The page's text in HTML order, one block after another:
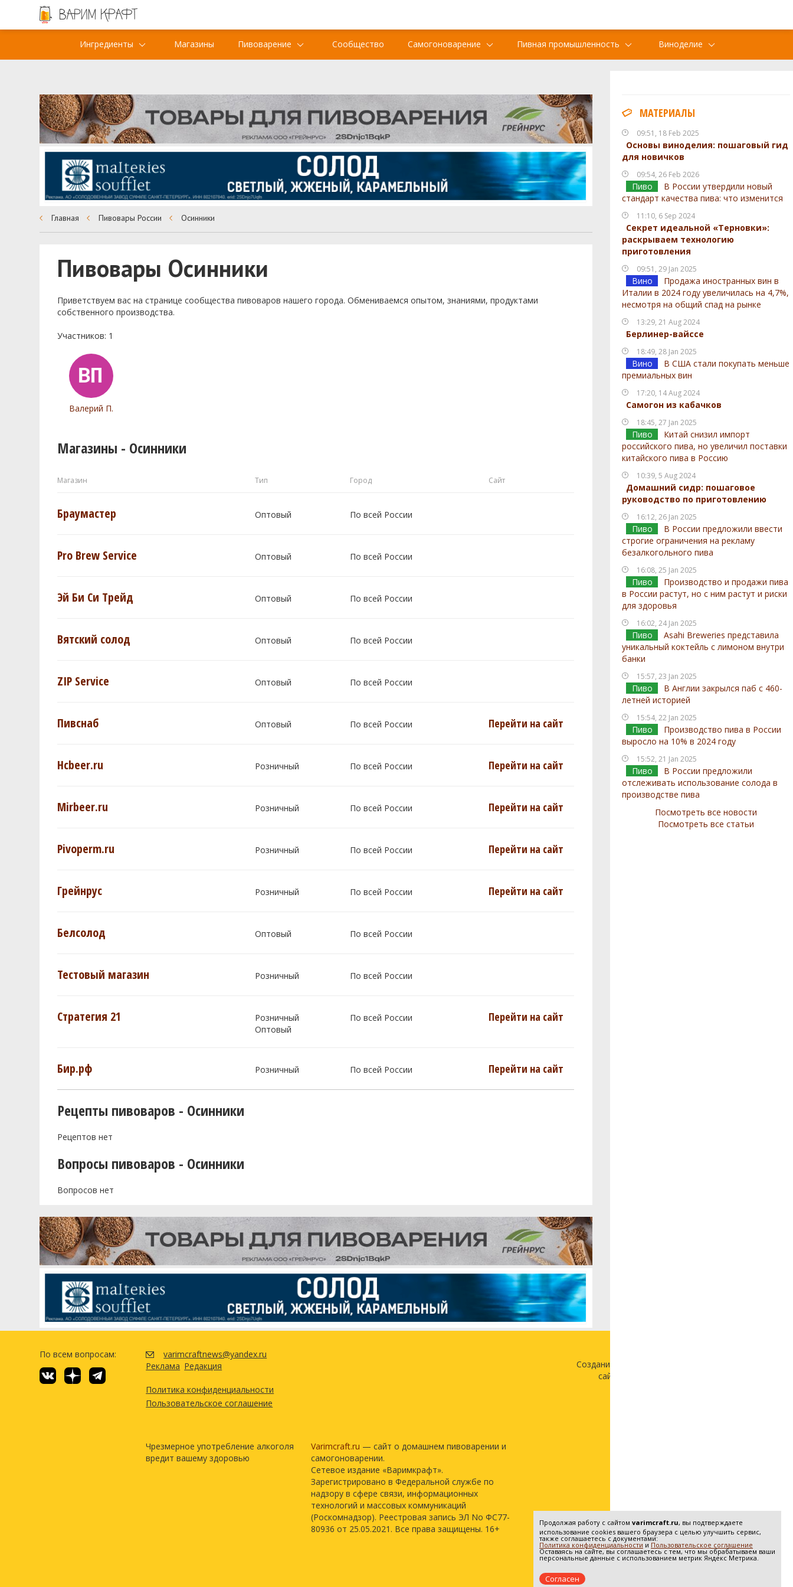
Ингредиенты Магазины Пивоварение Сообщество Самогоноварение Пивная промышленность Виноделие
МАТЕРИАЛЫ
09:51, 18 Feb 2025
Основы виноделия: пошаговый гид
для новичков
09:54, 26 Feb 2026
Пиво
В России утвердили новый
стандарт качества пива: что изменится
11:10, 6 Sep 2024
Секрет идеальной «Терновки»:
раскрываем технологию
приготовления
09:51, 29 Jan 2025
Вино
Продажа иностранных вин в
Италии в 2024 году увеличилась на 4,7%,
несмотря на общий спад на рынке
13:29, 21 Aug 2024
Берлинер-вайссе
18:49, 28 Jan 2025
Вино
В США стали покупать меньше
премиальных вин
17:20, 14 Aug 2024
Самогон из кабачков
18:45, 27 Jan 2025
Пиво
Китай снизил импорт
российского пива, но увеличил поставки
китайского пива в Россию
10:39, 5 Aug 2024
Домашний сидр: пошаговое
руководство по приготовлению
16:12, 26 Jan 2025
Пиво
В России предложили ввести
строгие ограничения на рекламу
безалкогольного пива
16:08, 25 Jan 2025
Пиво
Производство и продажи пива
в России растут, но с ним растут и риски
для здоровья
16:02, 24 Jan 2025
Пиво
Asahi Breweries представила
уникальный коктейль с лимоном внутри
банки
15:57, 23 Jan 2025
Пиво
В Англии закрылся паб с 460-
летней историей
15:54, 22 Jan 2025
Пиво
Производство пива в России
выросло на 10% в 2024 году
15:52, 21 Jan 2025
Пиво
В России предложили
отслеживать использование солода в
производстве пива
Посмотреть все новости
Посмотреть все статьи
Главная Пивовары России Осинники
Пивовары Осинники
Приветствуем ваc на странице сообщества пивоваров нашего города. Обмениваемся опытом, знаниями, продуктами
собственного производства.
Участников: 1
Валерий П.
Магазины - Осинники
Магазин Тип Город Сайт
Браумастер Оптовый По всей России
Pro Brew Service Оптовый По всей России
Эй Би Си Трейд Оптовый По всей России
Вятский солод Оптовый По всей России
ZIP Service Оптовый По всей России
Пивснаб Оптовый По всей России Перейти на сайт
Hcbeer.ru Розничный По всей России Перейти на сайт
Mirbeer.ru Розничный По всей России Перейти на сайт
Pivoperm.ru Розничный По всей России Перейти на сайт
Грейнрус Розничный По всей России Перейти на сайт
Белсолод Оптовый По всей России
Тестовый магазин Розничный По всей России
Стратегия 21
Розничный
Оптовый
По всей России Перейти на сайт
Бир.рф Розничный По всей России Перейти на сайт
Рецепты пивоваров - Осинники
Рецептов нет
Вопросы пивоваров - Осинники
Вопросов нет
По всем вопросам:
varimcraftnews@yandex.ru
Реклама Редакция
Политика конфиденциальности
Пользовательское соглашение
Чрезмерное употребление алкоголя
вредит вашему здоровью
Varimcraft.ru — сайт о домашнем пивоварении и
самогоноварении.
Сетевое издание «Варимкрафт».
Зарегистрировано в Федеральной службе по
надзору в сфере связи, информационных
технологий и массовых коммуникаций
(Роскомнадзор). Реестровая запись ЭЛ No ФС77-
80936 от 25.05.2021. Все права защищены. 16+
Создание и продвижение
сайта —
Продолжая работу с сайтом varimcraft.ru, вы подтверждаете
использование cookies вашего браузера с целью улучшить сервис,
также соглашаетесь с документами:
Политика конфиденциальности и Пользовательское соглашение
Оставаясь на сайте, вы соглашаетесь с тем, что мы обрабатываем ваши
персональные данные с использованием метрик Яндекс Метрика.
Согласен